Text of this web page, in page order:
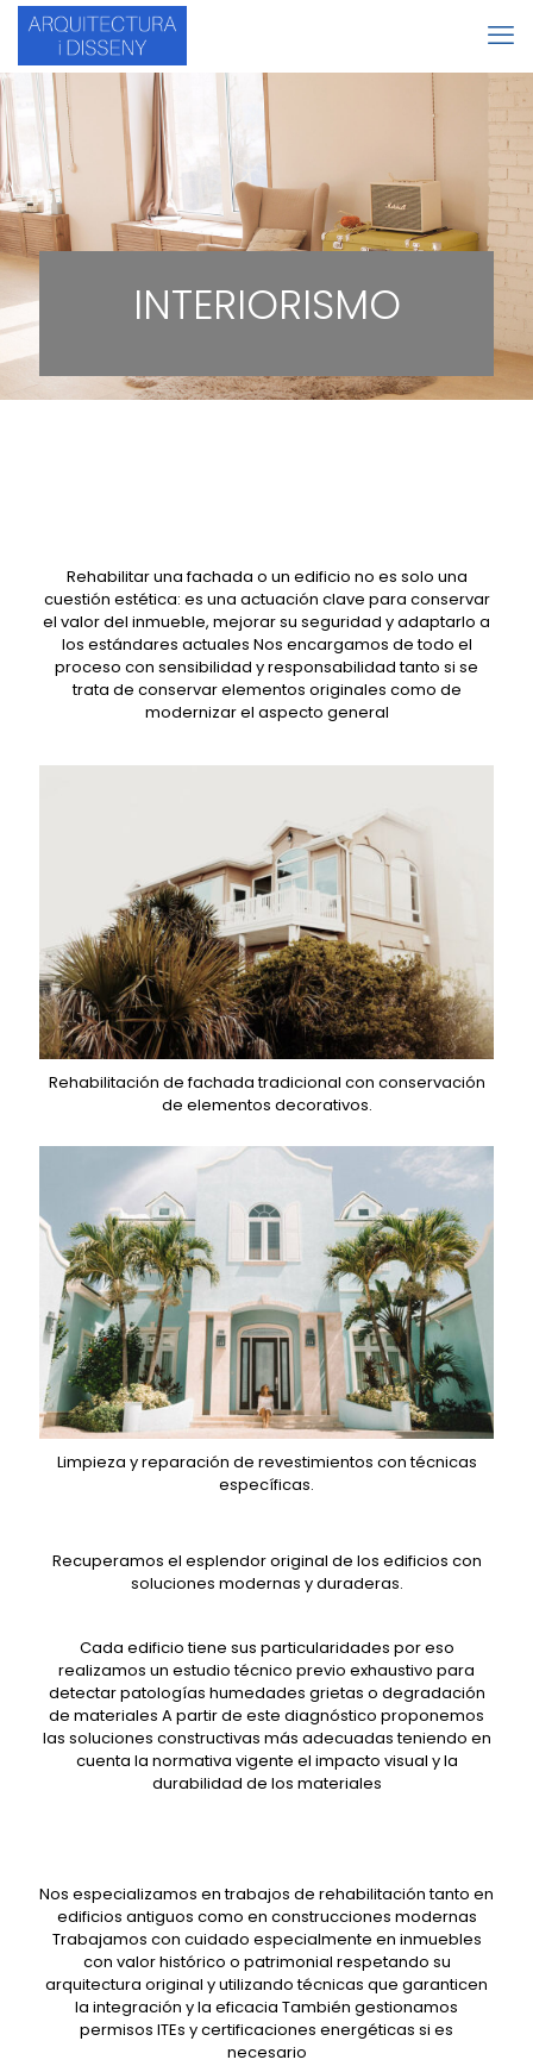
INTERIORISMO
Rehabilitar una fachada o un edificio no es solo una
cuestión estética: es una actuación clave para conservar
el valor del inmueble, mejorar su seguridad y adaptarlo a
los estándares actuales Nos encargamos de todo el
proceso con sensibilidad y responsabilidad tanto si se
trata de conservar elementos originales como de
modernizar el aspecto general
Rehabilitación de fachada tradicional con conservación
de elementos decorativos.
Limpieza y reparación de revestimientos con técnicas
específicas.
Recuperamos el esplendor original de los edificios con
soluciones modernas y duraderas.
Cada edificio tiene sus particularidades por eso
realizamos un estudio técnico previo exhaustivo para
detectar patologías humedades grietas o degradación
de materiales A partir de este diagnóstico proponemos
las soluciones constructivas más adecuadas teniendo en
cuenta la normativa vigente el impacto visual y la
durabilidad de los materiales
Nos especializamos en trabajos de rehabilitación tanto en
edificios antiguos como en construcciones modernas
Trabajamos con cuidado especialmente en inmuebles
con valor histórico o patrimonial respetando su
arquitectura original y utilizando técnicas que garanticen
la integración y la eficacia También gestionamos
permisos ITEs y certificaciones energéticas si es
necesario